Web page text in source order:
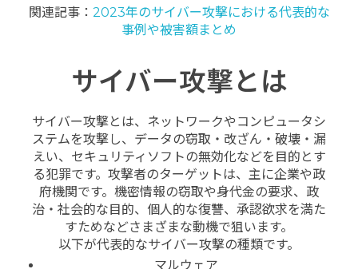
関連記事： 2023年のサイバー攻撃における代表的な
事例や被害額まとめ
サイバー攻撃とは
サイバー攻撃とは、ネットワークやコンピュータシ
ステムを攻撃し、データの窃取・改ざん・破壊・漏
えい、セキュリティソフトの無効化などを目的とす
る犯罪です。攻撃者のターゲットは、主に企業や政
府機関です。機密情報の窃取や身代金の要求、政
治・社会的な目的、個人的な復讐、承認欲求を満た
すためなどさまざまな動機で狙います。
以下が代表的なサイバー攻撃の種類です。
マルウェア